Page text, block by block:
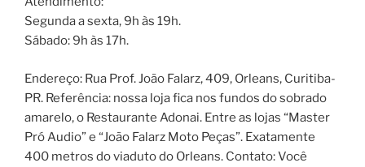
Segunda a sexta, 9h às 19h.
Sábado: 9h às 17h.
Endereço: Rua Prof. João Falarz, 409, Orleans, Curitiba-
PR. Referência: nossa loja fica nos fundos do sobrado
amarelo, o Restaurante Adonai. Entre as lojas “Master
Pró Audio” e “João Falarz Moto Peças”. Exatamente
400 metros do viaduto do Orleans. Contato: Você